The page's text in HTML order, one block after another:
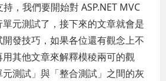
，我們要開始對 ASP.NET MVC
元測試了，接下來的文章就會是
發技巧，如果各位還有觀念上不
其他文章來解釋模稜兩可的觀
測試」與「整合測試」之間的灰